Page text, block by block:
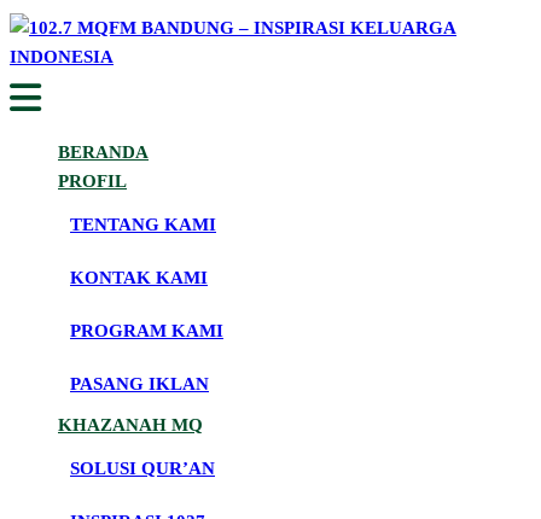
102.7 MQFM Bandung – Inspirasi
Keluarga Indonesia
Inspirasi Keluarga Indonesia
BERANDA
PROFIL
TENTANG KAMI
KONTAK KAMI
PROGRAM KAMI
PASANG IKLAN
KHAZANAH MQ
SOLUSI QUR’AN